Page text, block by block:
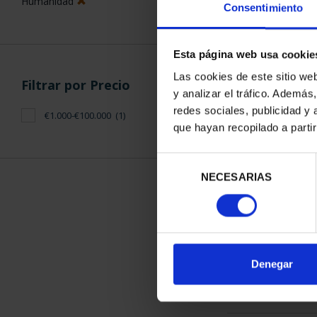
Consentimiento
Esta página web usa
Las cookies de este sitio
y analizar el tráfico.
redes sociales, publicidad y
que hayan recopilado a
consentimiento
NECESARIAS
Denegar
Filtrar por Precio
€1.000-€100.000 (1)
CIUDADES
LA
ORDENAR POR: